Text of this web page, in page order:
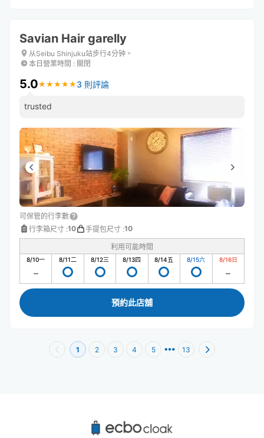
Savian Hair garelly
从Seibu Shinjuku站步行4分钟。
本日營業時間 : 關閉
5.0★ ★ ★ ★ ★
★ ★ ★ ★ ★ 3 則評論
trusted
可保管的行李數
行李箱尺寸 :10 手提包尺寸 :10
利用可能時間
8/10一 8/11二 8/12三 8/13四 8/14五 8/15六 8/16日
預約此店舖
1 2 3 4 5 13
西早稻田站附近推薦的寄物櫃